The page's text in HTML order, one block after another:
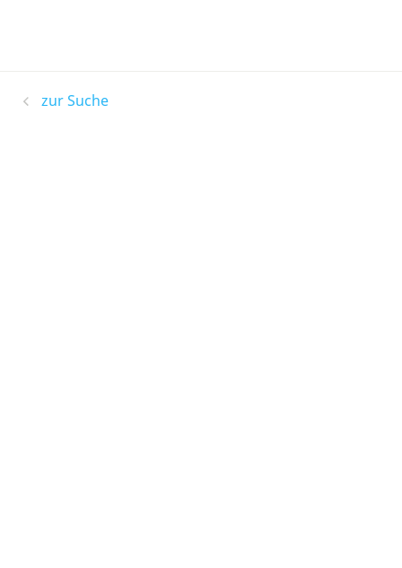
zur Suche